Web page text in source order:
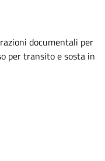
documentali per
per transito e sosta in